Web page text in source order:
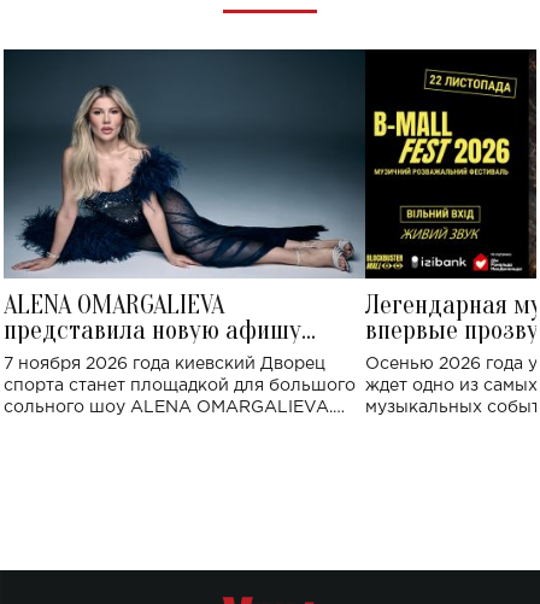
ALENA OMARGALIEVA
представила новую афишу
большого концерта во Дворце
спорта
7 ноября 2026 года киевский Дворец
спорта станет площадкой для большого
сольного шоу ALENA OMARGALIEVA.
Легендарная
впервые
Украине: где
Осенью 2026 года
ждет одно из
музыкальных